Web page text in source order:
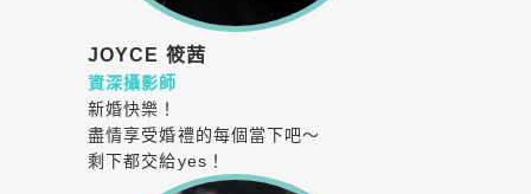
JOYCE 筱茜
資深攝影師
新婚快樂！
盡情享受婚禮的每個當下吧～
剩下都交給yes！